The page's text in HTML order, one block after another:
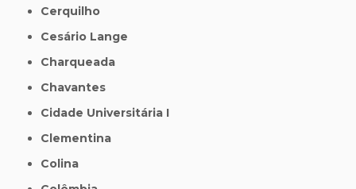
Cerquilho
Cesário Lange
Charqueada
Chavantes
Cidade Universitária I
Clementina
Colina